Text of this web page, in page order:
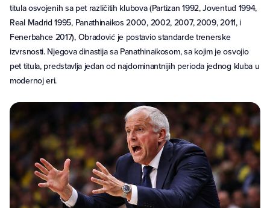
titula osvojenih sa pet različitih klubova (Partizan 1992, Joventud 1994,
Real Madrid 1995, Panathinaikos 2000, 2002, 2007, 2009, 2011, i
Fenerbahce 2017), Obradović je postavio standarde trenerske
izvrsnosti. Njegova dinastija sa Panathinaikosom, sa kojim je osvojio
pet titula, predstavlja jedan od najdominantnijih perioda jednog kluba u
modernoj eri.